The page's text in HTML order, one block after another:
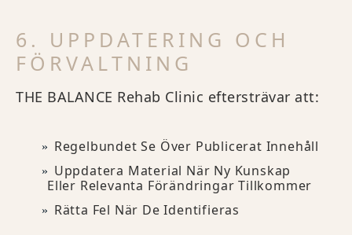
6. UPPDATERING OCH
FÖRVALTNING
THE BALANCE Rehab Clinic eftersträvar att:
Regelbundet Se Över Publicerat Innehåll
Uppdatera Material När Ny Kunskap
Eller Relevanta Förändringar Tillkommer
Rätta Fel När De Identifieras